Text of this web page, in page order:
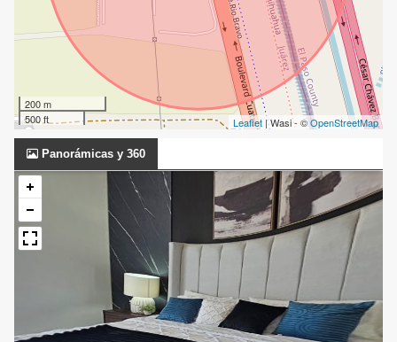
200 m
500 ft
Leaflet | Wasi - ©OpenStreetMap
Panorámicas y 360